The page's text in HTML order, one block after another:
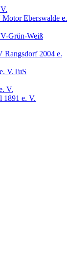
Motor Eberswalde e.
Grün-Weiß
Rangsdorf 2004 e.
TuS
V.
1891 e. V.